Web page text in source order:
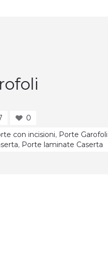
0
con incisioni, Porte
, Porte laminate Caserta